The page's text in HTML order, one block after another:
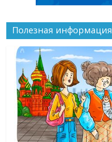
Полезная информация